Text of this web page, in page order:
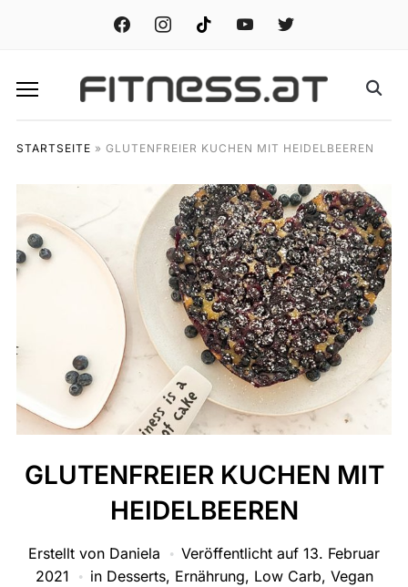
facebook instagramtiktok youtube twitter
STARTSEITE » GLUTENFREIER KUCHEN MIT HEIDELBEEREN
GLUTENFREIER KUCHEN MIT
HEIDELBEEREN
Erstellt von Daniela Veröffentlicht auf 13. Februar
2021
in Desserts, Ernährung, Low Carb, Vegan